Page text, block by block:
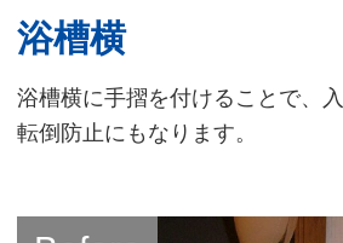
浴槽横
浴槽横に手摺を付けることで、
転倒防止にもなります。